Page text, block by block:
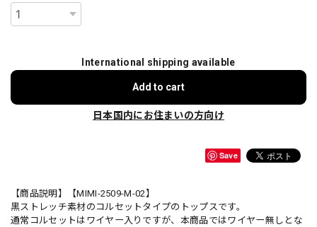
International shipping available
Add to cart
日本国内にお住まいの方向け
Save
【商品説明】【MIMI-2509-M-02】
黒ストレッチ素材のコルセットタイプのトップスです。
通常コルセットはワイヤー入りですが、本商品ではワイヤー無しとな